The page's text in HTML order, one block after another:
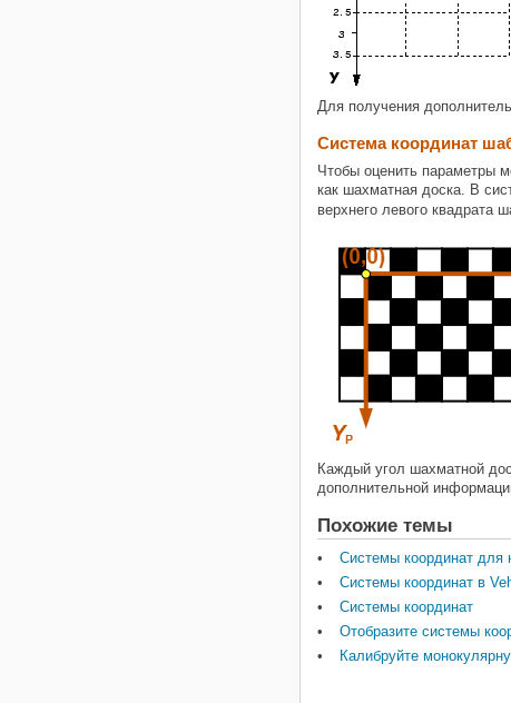
Для получения
Система координат
Чтобы оценить параметры
как шахматная доска. В
верхнего левого квадрата
Каждый угол шахматной
дополнительной
Похожие темы
Системы координат для
Системы координат в
Системы координат
Отобразите системы
Калибруйте